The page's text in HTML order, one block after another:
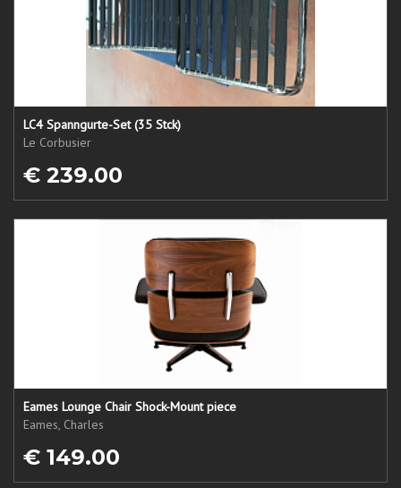
LC4 Spanngurte-Set (35 Stck)
Le Corbusier
€ 239.00
Eames Lounge Chair Shock-Mount piece
Eames, Charles
€ 149.00